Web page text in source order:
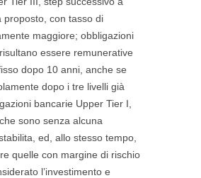
proposto, con tasso di
maggiore; obbligazioni
essere remunerative
dopo 10 anni, anche se
dopo i tre livelli già
bancarie Upper Tier I,
sono senza alcuna
ed, allo stesso tempo,
quelle con margine di rischio
l’investimento e